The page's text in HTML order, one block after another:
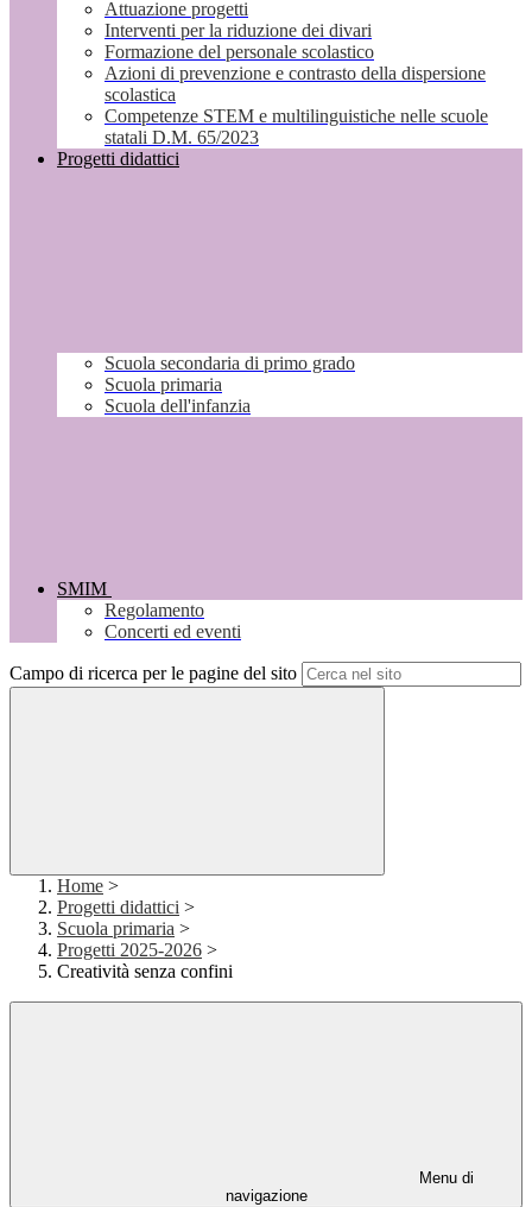
Attuazione progetti
Interventi per la riduzione dei divari
Formazione del personale scolastico
Azioni di prevenzione e contrasto della dispersione
scolastica
Competenze STEM e multilinguistiche nelle scuole
statali D.M. 65/2023
Progetti didattici
Scuola secondaria di primo grado
Scuola primaria
Scuola dell'infanzia
SMIM
Regolamento
Concerti ed eventi
Campo di ricerca per le pagine del sito
Home >
Progetti didattici >
Scuola primaria >
Progetti 2025-2026 >
Creatività senza confini
Menu di
navigazione